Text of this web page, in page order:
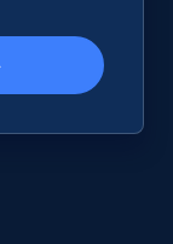
める